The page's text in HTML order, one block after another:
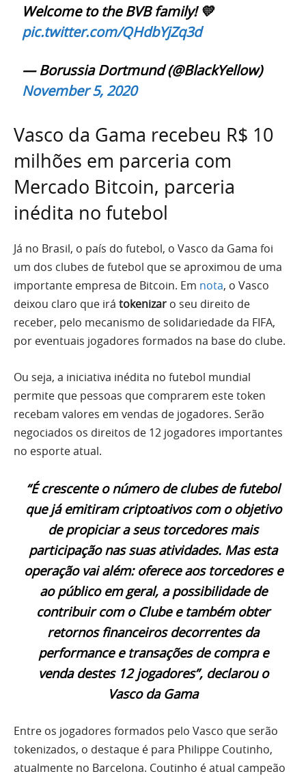
Welcome to the BVB family! 💛
pic.twitter.com/QHdbYjZq3d
— Borussia Dortmund (@BlackYellow)
November 5, 2020
Vasco da Gama recebeu R$ 10
milhões em parceria com
Mercado Bitcoin, parceria
inédita no futebol
Já no Brasil, o país do futebol, o Vasco da Gama foi
um dos clubes de futebol que se aproximou de uma
importante empresa de Bitcoin. Em nota, o Vasco
deixou claro que irá tokenizar o seu direito de
receber, pelo mecanismo de solidariedade da FIFA,
por eventuais jogadores formados na base do clube.
Ou seja, a iniciativa inédita no futebol mundial
permite que pessoas que comprarem este token
recebam valores em vendas de jogadores. Serão
negociados os direitos de 12 jogadores importantes
no esporte atual.
“É crescente o número de clubes de futebol
que já emitiram criptoativos com o objetivo
de propiciar a seus torcedores mais
participação nas suas atividades. Mas esta
operação vai além: oferece aos torcedores e
ao público em geral, a possibilidade de
contribuir com o Clube e também obter
retornos financeiros decorrentes da
performance e transações de compra e
venda destes 12 jogadores”, declarou o
Vasco da Gama
Entre os jogadores formados pelo Vasco que serão
tokenizados, o destaque é para Philippe Coutinho,
atualmente no Barcelona. Coutinho é atual campeão